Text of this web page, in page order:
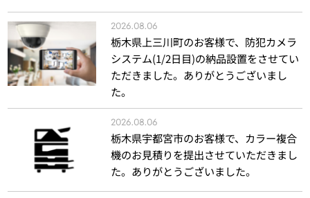
2026.08.06
栃木県上三川町のお客様で、防犯カメラ
システム(1/2日目)の納品設置をさせてい
ただきました。ありがとうございまし
た。
2026.08.06
栃木県宇都宮市のお客様で、カラー複合
機のお見積りを提出させていただきまし
た。ありがとうございました。